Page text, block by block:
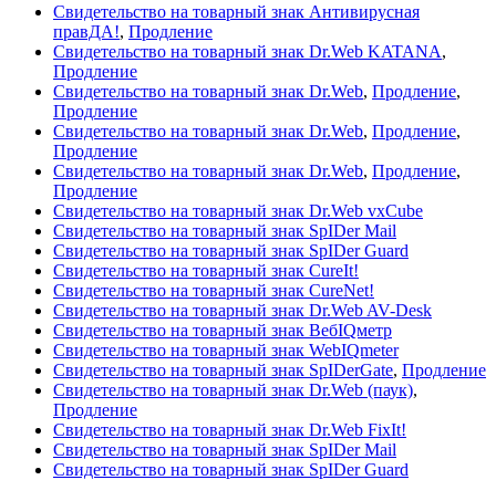
Свидетельство на товарный знак Антивирусная
правДА!, Продление
Свидетельство на товарный знак Dr.Web KATANA,
Продление
Свидетельство на товарный знак Dr.Web, Продление,
Продление
Свидетельство на товарный знак Dr.Web, Продление,
Продление
Свидетельство на товарный знак Dr.Web, Продление,
Продление
Свидетельство на товарный знак Dr.Web vxCube
Свидетельство на товарный знак SpIDer Mail
Свидетельство на товарный знак SpIDer Guard
Свидетельство на товарный знак CureIt!
Свидетельство на товарный знак CureNet!
Свидетельство на товарный знак Dr.Web AV-Desk
Свидетельство на товарный знак ВебIQметр
Свидетельство на товарный знак WebIQmeter
Свидетельство на товарный знак SpIDerGate, Продление
Свидетельство на товарный знак Dr.Web (паук),
Продление
Свидетельство на товарный знак Dr.Web FixIt!
Свидетельство на товарный знак SpIDer Mail
Свидетельство на товарный знак SpIDer Guard